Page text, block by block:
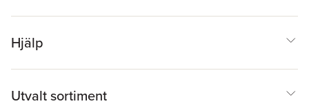
Hjälp
Utvalt sortiment